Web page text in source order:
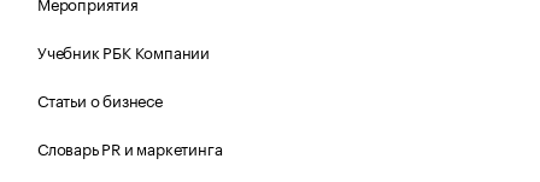
Учебник РБК Компании
Статьи о бизнесе
Словарь PR и маркетинга